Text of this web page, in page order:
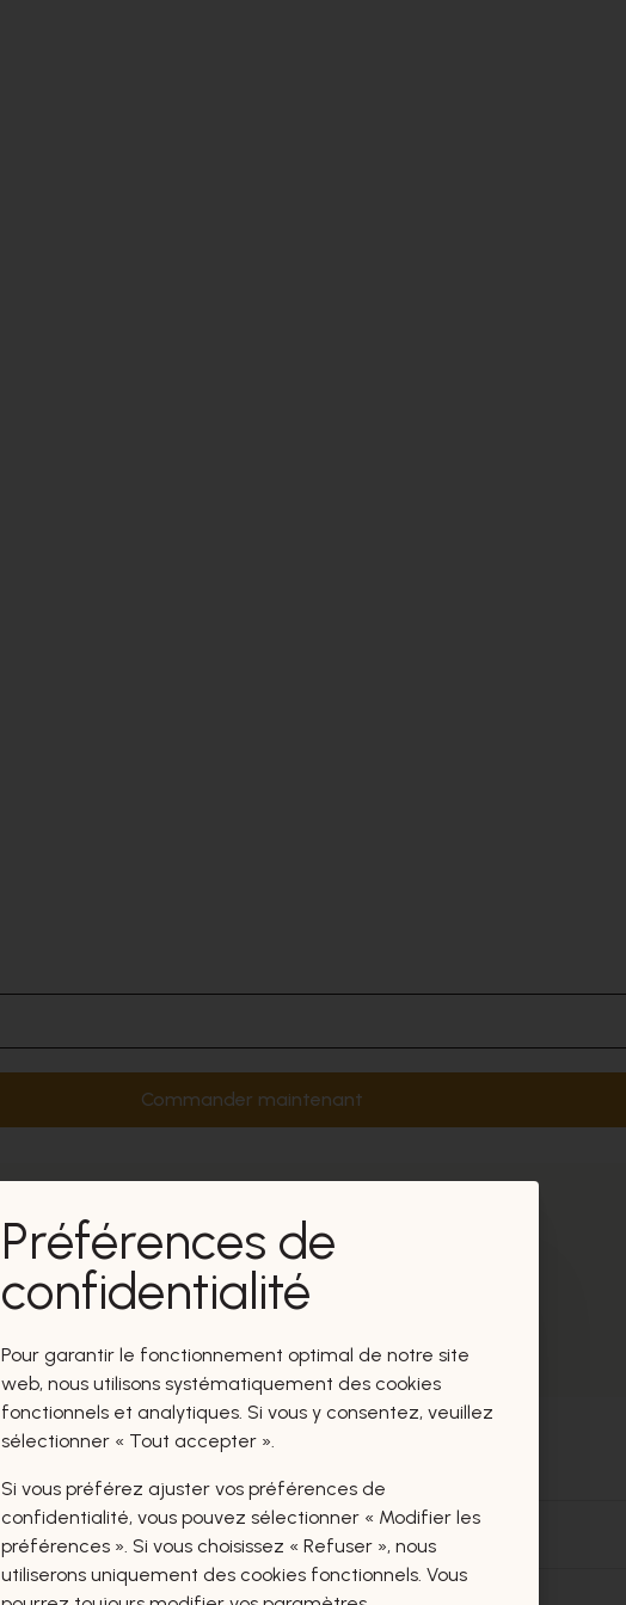
Commander maintenant
Préférences de
confidentialité
Pour garantir le fonctionnement optimal de notre site
web, nous utilisons systématiquement des cookies
fonctionnels et analytiques. Si vous y consentez, veuillez
sélectionner « Tout accepter ».
Si vous préférez ajuster vos préférences de
confidentialité, vous pouvez sélectionner « Modifier les
préférences ». Si vous choisissez « Refuser », nous
utiliserons uniquement des cookies fonctionnels. Vous